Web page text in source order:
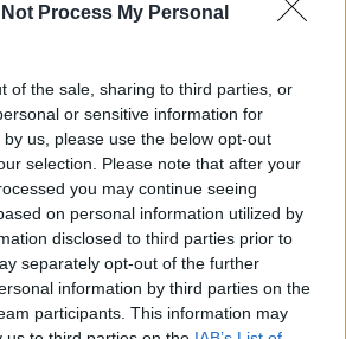
Not Process My Personal
of the sale, sharing to third parties, or
or sensitive information for
us, please use the below opt-out
selection. Please note that after your
you may continue seeing
on personal information utilized by
disclosed to third parties prior to
separately opt-out of the further
information by third parties on the
participants. This information may
Willemse, 14 Kurt-Lee
10 Manie Libbok, 9 Cobus
Vermeulen, 7 Pieter-Steph
(c), 5 Franco Mostert, 4
Frans Malherbe, 2 Bongi
Kitshoff
Fourie, 17 Ox Nche, 18
RG Snyman, 20 Kwagga
Klerk, 22 Handre Pollard, 23